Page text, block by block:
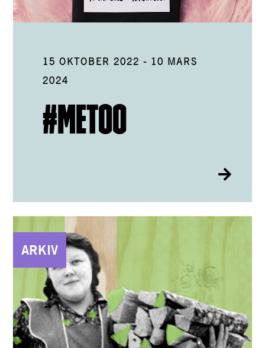
15 OKTOBER 2022 - 10 MARS
2024
#METOO
ARKIV